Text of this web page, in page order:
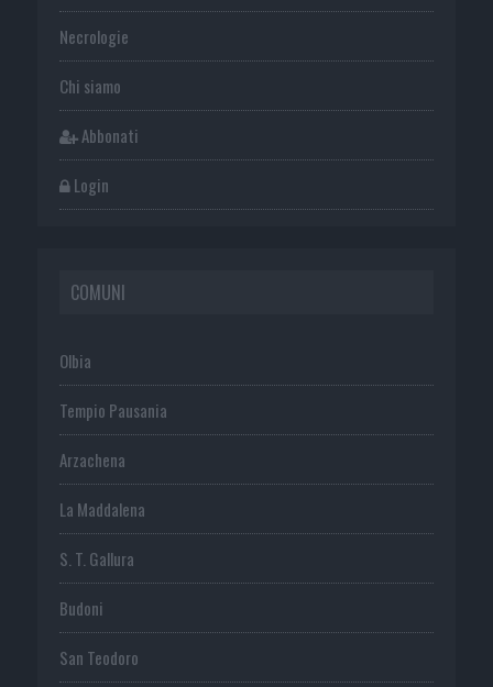
Necrologie
Chi siamo
Abbonati
Login
COMUNI
Olbia
Tempio Pausania
Arzachena
La Maddalena
S. T. Gallura
Budoni
San Teodoro